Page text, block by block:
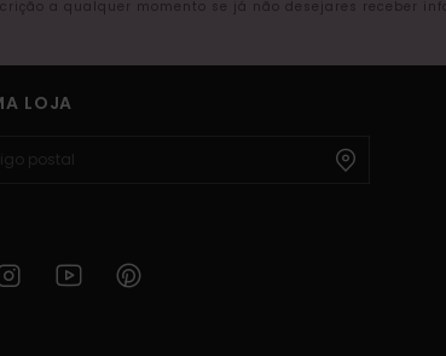
a qualquer momento se já não desejares receber
LOJA